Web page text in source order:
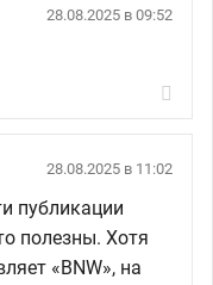
28.08.2025 в 09:52
28.08.2025 в 11:02
публикации
полезны. Хотя
«BNW», на